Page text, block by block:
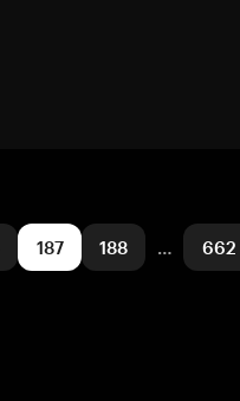
187 188 … 662